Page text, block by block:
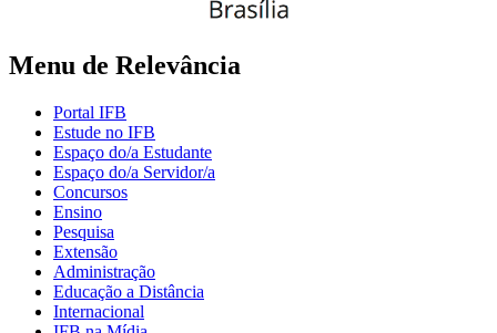
Menu de Relevância
Portal IFB
Estude no IFB
Espaço do/a Estudante
Espaço do/a Servidor/a
Concursos
Ensino
Pesquisa
Extensão
Administração
Educação a Distância
Internacional